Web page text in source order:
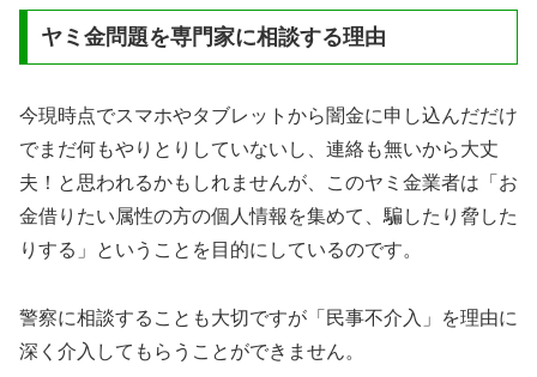
ヤミ金問題を専門家に相談する理由
今現時点でスマホやタブレットから闇金に申し込んだだけ
でまだ何もやりとりしていないし、連絡も無いから大丈
夫！と思われるかもしれませんが、このヤミ金業者は「お
金借りたい属性の方の個人情報を集めて、騙したり脅した
りする」ということを目的にしているのです。
警察に相談することも大切ですが「民事不介入」を理由に
深く介入してもらうことができません。